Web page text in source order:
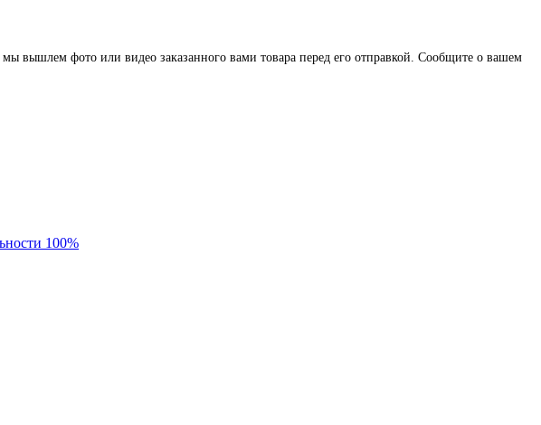
вышлем фото или видео заказанного вами товара перед его отправкой. Сообщите о вашем
100%